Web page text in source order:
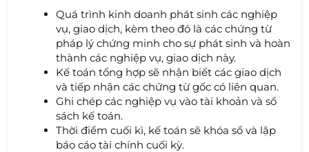
Quá trình kinh doanh phát sinh các nghiệp
vụ, giao dịch, kèm theo đó là các chứng từ
pháp lý chứng minh cho sự phát sinh và hoàn
thành các nghiệp vụ, giao dịch này.
Kế toán tổng hợp sẽ nhận biết các giao dịch
và tiếp nhận các chứng từ gốc có liên quan.
Ghi chép các nghiệp vụ vào tài khoản và sổ
sách kế toán.
Thời điểm cuối kì, kế toán sẽ khóa sổ và lập
báo cáo tài chính cuối kỳ.